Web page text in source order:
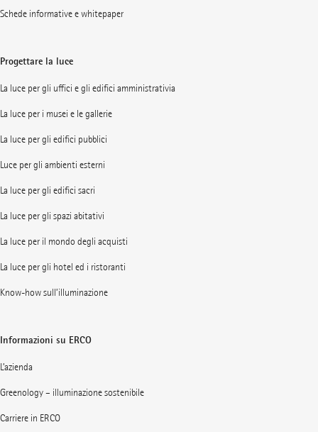
Schede informative e whitepaper
Progettare la luce
La luce per gli uffici e gli edifici amministrativia
La luce per i musei e le gallerie
La luce per gli edifici pubblici
Luce per gli ambienti esterni
La luce per gli edifici sacri
La luce per gli spazi abitativi
La luce per il mondo degli acquisti
La luce per gli hotel ed i ristoranti
Know-how sull’illuminazione
Informazioni su ERCO
L’azienda
Greenology – illuminazione sostenibile
Carriere in ERCO